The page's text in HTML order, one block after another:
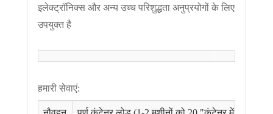
इलेक्ट्रॉनिक्स और अन्य उच्च परिशुद्धता अनुप्रयोगों के लिए
उपयुक्त है
हमारी सेवाएं: